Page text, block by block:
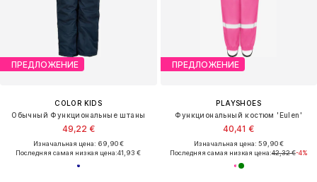
ПРЕДЛОЖЕНИЕ
COLOR KIDS
Обычный Функциональные штаны
49,22 €
Изначальная цена: 69,90 €
Последняя самая низкая цена:41,93 €
ПРЕДЛОЖЕНИЕ
PLAYSHOES
Функциональный костюм 'Eulen'
40,41 €
Изначальная цена: 59,90 €
Последняя самая низкая цена:42,32 €-4%